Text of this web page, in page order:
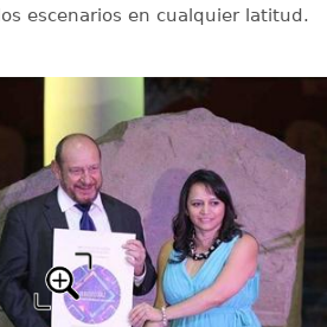
escenarios en cualquier latitud.